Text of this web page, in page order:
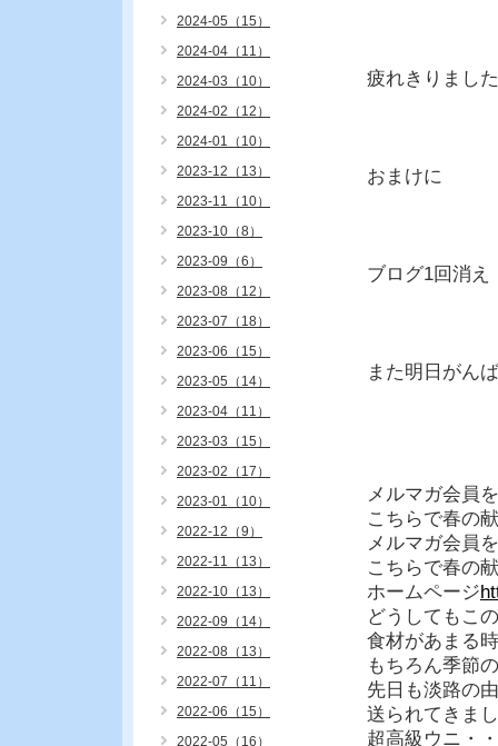
疲れきりまし
おまけに
ブログ1回消え
また明日がん
メルマガ会員
こちらで春の
メルマガ会員
こちらで春の
ホームページ
どうしてもこ
食材があまる
もちろん季節
先日も淡路の
送られてきま
超高級ウニ・
2024-05（15）
2024-04（11）
2024-03（10）
2024-02（12）
2024-01（10）
2023-12（13）
2023-11（10）
2023-10（8）
2023-09（6）
2023-08（12）
2023-07（18）
2023-06（15）
2023-05（14）
2023-04（11）
2023-03（15）
2023-02（17）
2023-01（10）
2022-12（9）
2022-11（13）
2022-10（13）
2022-09（14）
2022-08（13）
2022-07（11）
2022-06（15）
2022-05（16）